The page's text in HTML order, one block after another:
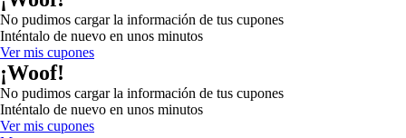
No pudimos cargar la información de tus cupones
Inténtalo de nuevo en unos minutos
Ver mis cupones
¡Woof!
No pudimos cargar la información de tus cupones
Inténtalo de nuevo en unos minutos
Ver mis cupones